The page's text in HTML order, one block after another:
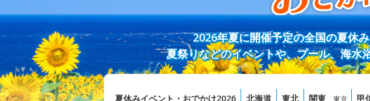
2026年夏に開催予定の全国の夏休
夏祭りなどのイベントや、プール、海水
夏休みイベント・おでかけ2026 北海道 東北 関東 甲